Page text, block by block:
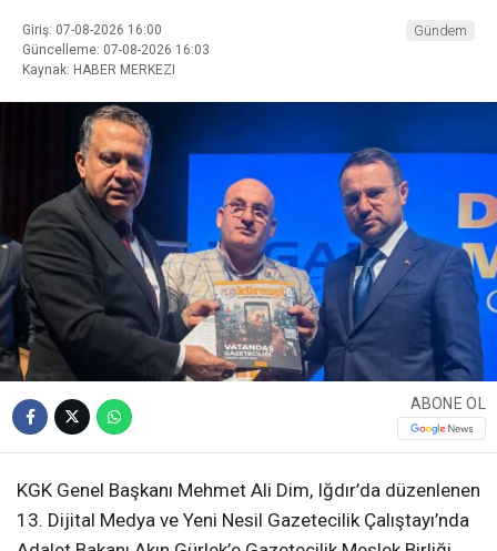
Giriş: 07-08-2026 16:00
Güncelleme: 07-08-2026 16:03
Kaynak: HABER MERKEZI
Gündem
ABONE OL
KGK Genel Başkanı Mehmet Ali Dim, Iğdır’da düzenlenen
13. Dijital Medya ve Yeni Nesil Gazetecilik Çalıştayı’nda